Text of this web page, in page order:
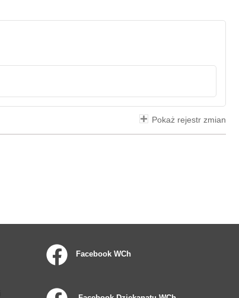
Pokaż rejestr zmian
Facebook WCh